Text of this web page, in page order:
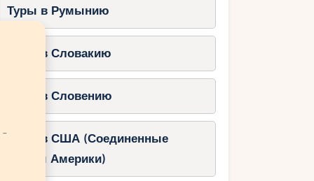
Туры в Румынию
Туры в Словакию
Туры в Словению
Туры в США (Соединенные
Штаты Америки)